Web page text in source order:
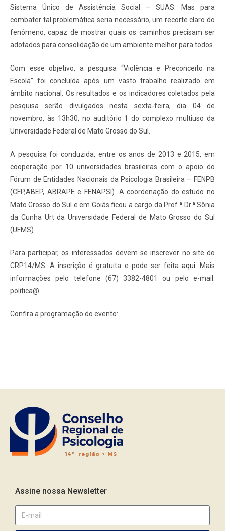
Sistema Único de Assistência Social – SUAS. Mas para
combater tal problemática seria necessário, um recorte claro do
fenômeno, capaz de mostrar quais os caminhos precisam ser
adotados para consolidação de um ambiente melhor para todos.
Com esse objetivo, a pesquisa “Violência e Preconceito na
Escola” foi concluída após um vasto trabalho realizado em
âmbito nacional. Os resultados e os indicadores coletados pela
pesquisa serão divulgados nesta sexta-feira, dia 04 de
novembro, às 13h30, no auditório 1 do complexo multiuso da
Universidade Federal de Mato Grosso do Sul.
A pesquisa foi conduzida, entre os anos de 2013 e 2015, em
cooperação por 10 universidades brasileiras com o apoio do
Fórum de Entidades Nacionais da Psicologia Brasileira – FENPB
(CFP,ABEP, ABRAPE e FENAPSI). A coordenação do estudo no
Mato Grosso do Sul e em Goiás ficou a cargo da Prof.ª Dr.ª Sônia
da Cunha Urt da Universidade Federal de Mato Grosso do Sul
(UFMS)
Para participar, os interessados devem se inscrever no site do
CRP14/MS. A inscrição é gratuita e pode ser feita aqui. Mais
informações pelo telefone (67) 3382-4801 ou pelo e-mail:
politica@
Confira a programação do evento:
Assine nossa Newsletter